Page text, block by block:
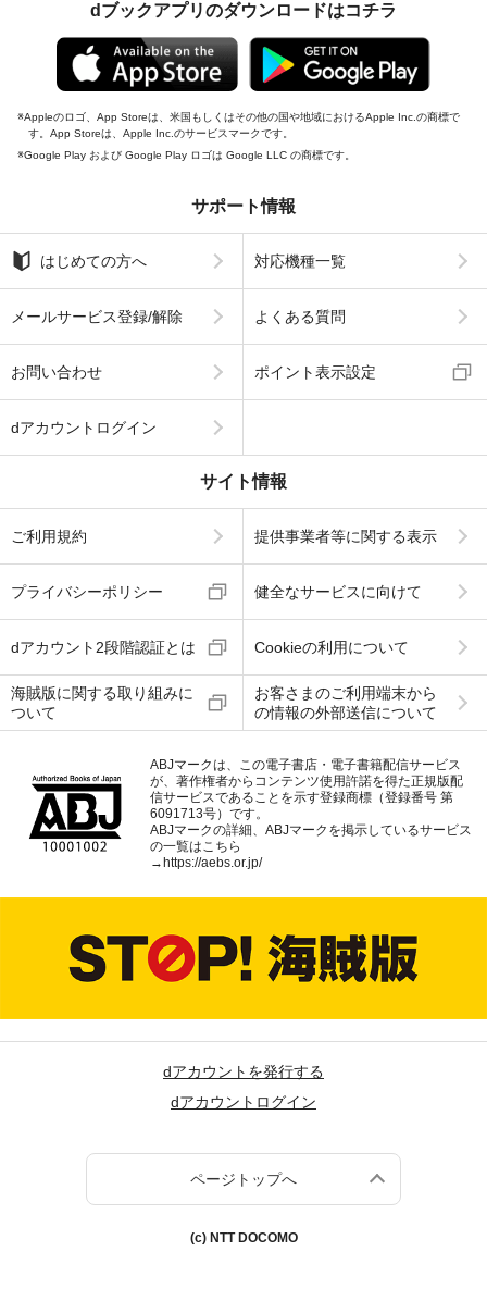
dブックアプリのダウンロードはコチラ
Appleのロゴ、App Storeは、米国もしくはその他の国や地域におけるApple Inc.の商標で
す。App Storeは、Apple Inc.のサービスマークです。
Google Play および Google Play ロゴは Google LLC の商標です。
サポート情報
はじめての方へ 対応機種一覧
メールサービス登録/解除 よくある質問
お問い合わせ ポイント表示設定
dアカウントログイン
サイト情報
ご利用規約 提供事業者等に関する表示
プライバシーポリシー 健全なサービスに向けて
dアカウント2段階認証とは Cookieの利用について
海賊版に関する取り組みに
ついて
お客さまのご利用端末から
の情報の外部送信について
ABJマークは、この電子書店・電子書籍配信サービス
が、著作権者からコンテンツ使用許諾を得た正規版配
信サービスであることを示す登録商標（登録番号 第
6091713号）です。
ABJマークの詳細、ABJマークを掲示しているサービス
の一覧はこちら
→https://aebs.or.jp/
dアカウントを発行する
dアカウントログイン
ページトップへ
(c) NTT DOCOMO